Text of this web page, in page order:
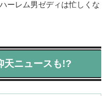
ーレム男ゼディは忙しくな
天ニュースも!?